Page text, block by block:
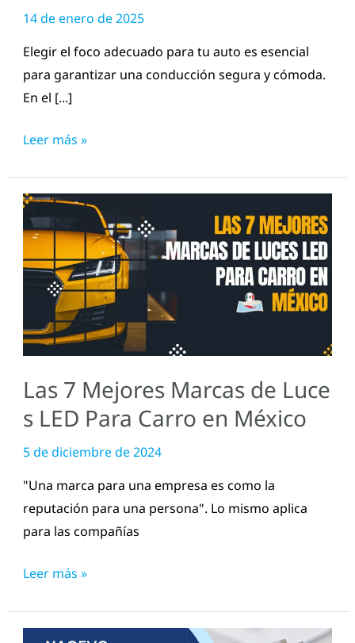
14 de enero de 2025
Elegir el foco adecuado para tu auto es esencial
para garantizar una conducción segura y cómoda.
En el [...]
Leer más »
Las 7 Mejores Marcas de Luce
s LED Para Carro en México
5 de diciembre de 2024
"Una marca para una empresa es como la
reputación para una persona". Lo mismo aplica
para las compañías
Las
7
Marcas
Luces
LED
Carro
en
Leer más »